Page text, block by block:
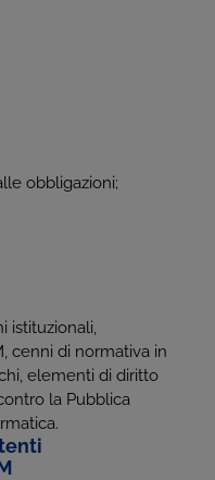
obbligazioni;
istituzionali,
cenni di normativa in
elementi di diritto
la Pubblica